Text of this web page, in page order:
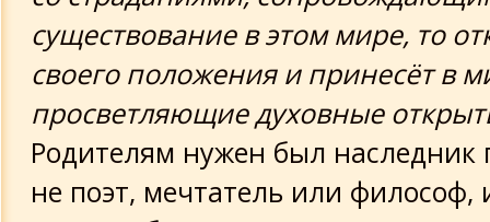
существование в этом мире, то
своего положения и принесёт в
просветляющие духовные
Родителям нужен был наследник
не поэт, мечтатель или философ,